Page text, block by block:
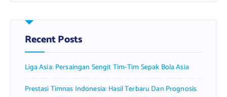
Recent Posts
Liga Asia: Persaingan Sengit Tim-Tim Sepak Bola Asia
Prestasi Timnas Indonesia: Hasil Terbaru Dan Prognosis